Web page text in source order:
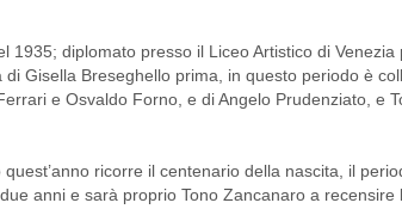
1935; diplomato presso il Liceo Artistico di Venezia
di Gisella Breseghello prima, in questo periodo è
e Osvaldo Forno, e di Angelo Prudenziato, e
ricorre il centenario della nascita, il
anni e sarà proprio Tono Zancanaro a recensire